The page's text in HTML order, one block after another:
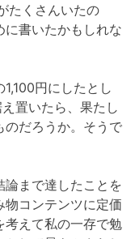
たくさんいたの
に書いたかもしれな
円にしたとし
置いたら、果たし
のだろうか。そうで
論まで達したことを
コンテンツに定価
考えて私の一存で勉